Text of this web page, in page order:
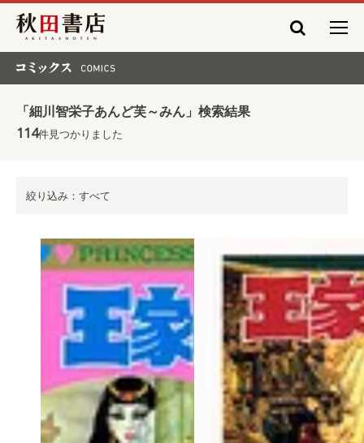
秋田書店
「細川智栄子あんど芙～みん」検索結果
114件見つかりました
絞り込み：すべて